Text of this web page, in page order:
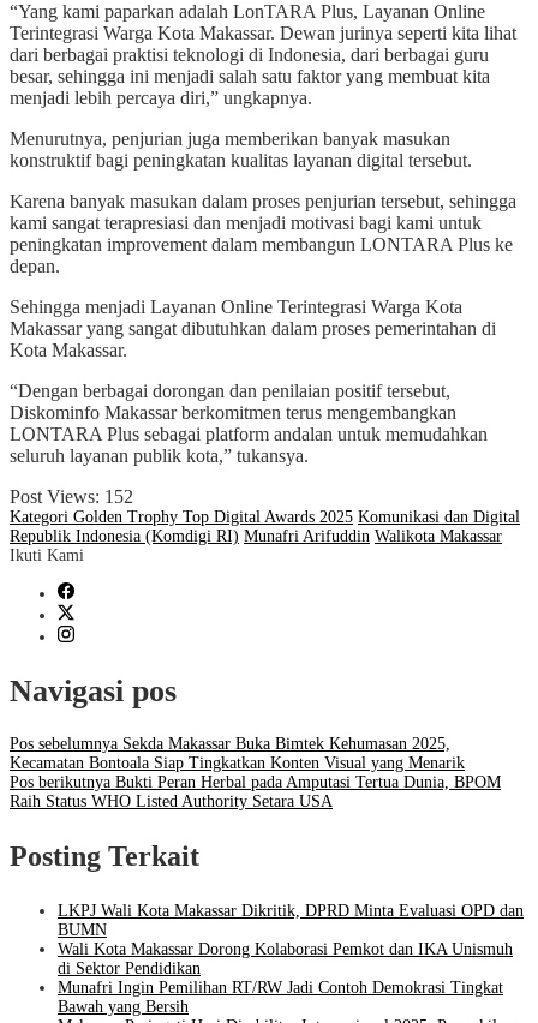
“Yang kami paparkan adalah LonTARA Plus, Layanan Online
Terintegrasi Warga Kota Makassar. Dewan jurinya seperti kita lihat
dari berbagai praktisi teknologi di Indonesia, dari berbagai guru
besar, sehingga ini menjadi salah satu faktor yang membuat kita
menjadi lebih percaya diri,” ungkapnya.
Menurutnya, penjurian juga memberikan banyak masukan
konstruktif bagi peningkatan kualitas layanan digital tersebut.
Karena banyak masukan dalam proses penjurian tersebut, sehingga
kami sangat terapresiasi dan menjadi motivasi bagi kami untuk
peningkatan improvement dalam membangun LONTARA Plus ke
depan.
Sehingga menjadi Layanan Online Terintegrasi Warga Kota
Makassar yang sangat dibutuhkan dalam proses pemerintahan di
Kota Makassar.
“Dengan berbagai dorongan dan penilaian positif tersebut,
Diskominfo Makassar berkomitmen terus mengembangkan
LONTARA Plus sebagai platform andalan untuk memudahkan
seluruh layanan publik kota,” tukansya.
Post Views: 152
Kategori Golden Trophy Top Digital Awards 2025 Komunikasi dan Digital
Republik Indonesia (Komdigi RI) Munafri Arifuddin Walikota Makassar
Ikuti Kami
Navigasi pos
Pos sebelumnya Sekda Makassar Buka Bimtek Kehumasan 2025,
Kecamatan Bontoala Siap Tingkatkan Konten Visual yang Menarik
Pos berikutnya Bukti Peran Herbal pada Amputasi Tertua Dunia, BPOM
Raih Status WHO Listed Authority Setara USA
Posting Terkait
LKPJ Wali Kota Makassar Dikritik, DPRD Minta Evaluasi OPD dan
BUMN
Wali Kota Makassar Dorong Kolaborasi Pemkot dan IKA Unismuh
di Sektor Pendidikan
Munafri Ingin Pemilihan RT/RW Jadi Contoh Demokrasi Tingkat
Bawah yang Bersih